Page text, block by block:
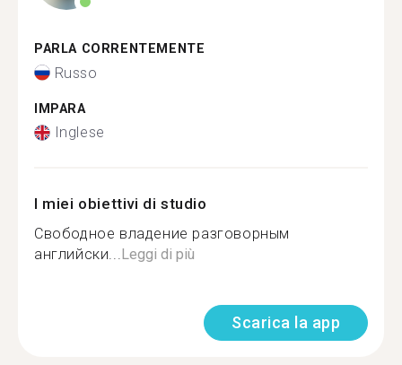
PARLA CORRENTEMENTE
Russo
IMPARA
Inglese
I miei obiettivi di studio
Свободное владение разговорным
английски...Leggi di più
Scarica la app